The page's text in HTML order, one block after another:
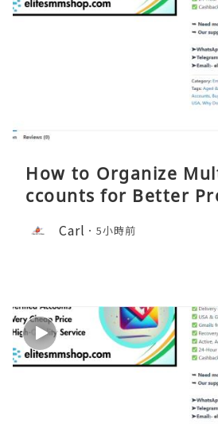
How to Organize
ccounts for Better
Carl 5小時前